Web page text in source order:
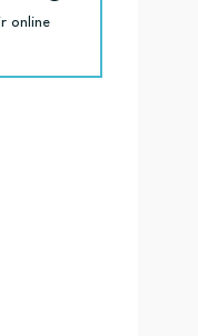
online